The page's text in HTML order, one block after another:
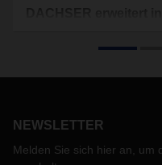
Dach der dortigen
NEWSLETTER
Melden Sie sich hier an, um